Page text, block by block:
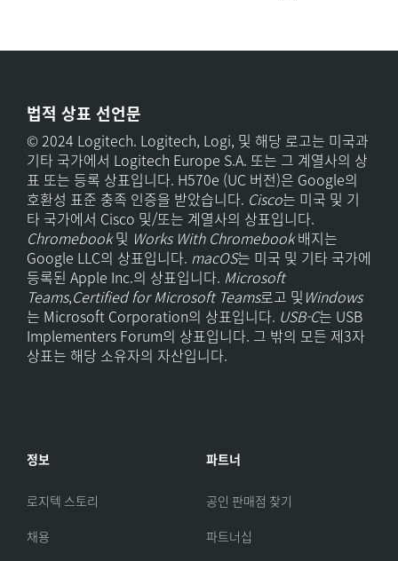
법적 상표 선언문
© 2024 Logitech. Logitech, Logi, 및 해당 로고는 미국과
기타 국가에서 Logitech Europe S.A. 또는 그 계열사의 상
표 또는 등록 상표입니다. H570e (UC 버전)은 Google의
호환성 표준 충족 인증을 받았습니다. Cisco는 미국 및 기
타 국가에서 Cisco 및/또는 계열사의 상표입니다.
Chromebook및 Works With Chromebook배지는
Google LLC의 상표입니다. macOS는 미국 및 기타 국가에
등록된 Apple Inc.의 상표입니다. Microsoft
Teams,Certified for Microsoft Teams로고 및 Windows
는 Microsoft Corporation의 상표입니다. USB-C는 USB
Implementers Forum의 상표입니다. 그 밖의 모든 제3자
상표는 해당 소유자의 자산입니다.
정보
로지텍 스토리
채용
파트너
공인 판매점 찾기
파트너십